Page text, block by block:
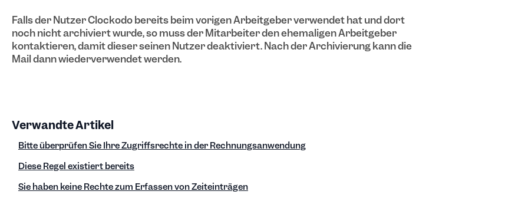
Falls der Nutzer Clockodo bereits beim vorigen Arbeitgeber verwendet hat und dort
noch nicht archiviert wurde, so muss der Mitarbeiter den ehemaligen Arbeitgeber
kontaktieren, damit dieser seinen Nutzer deaktiviert. Nach der Archivierung kann die
Mail dann wiederverwendet werden.
Verwandte Artikel
Bitte überprüfen Sie Ihre Zugriffsrechte in der Rechnungsanwendung
Diese Regel existiert bereits
Sie haben keine Rechte zum Erfassen von Zeiteinträgen